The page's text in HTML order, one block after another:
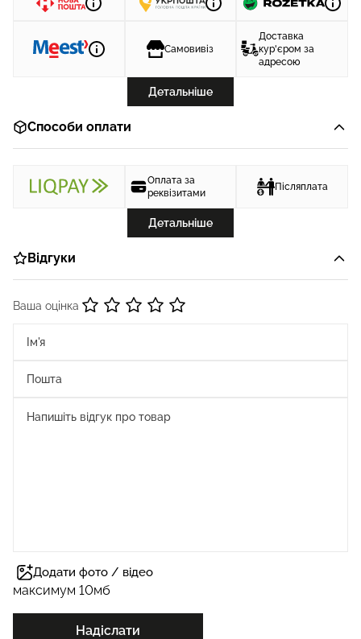
Самовивіз
Доставка
кур'єром за
адресою
Детальніше
Способи оплати
Оплата за
реквізитами
Післяплата
Детальніше
Відгуки
Ваша оцінка
Додати фото / відео
максимум 10мб
Надіслати